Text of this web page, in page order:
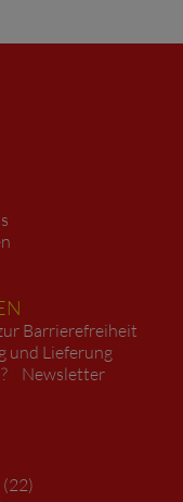
Barrierefreiheit
und Lieferung
Newsletter